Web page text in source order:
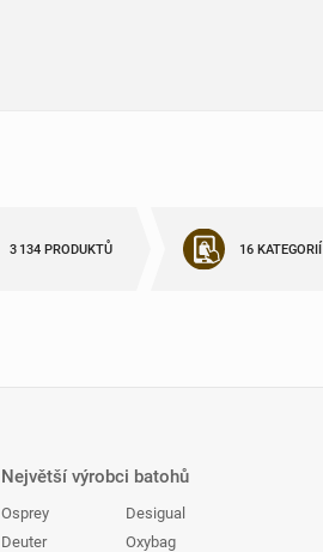
3 134 PRODUKTŮ 16 KATEGORIÍ
Největší výrobci batohů
Osprey
Deuter
Desigual
Oxybag